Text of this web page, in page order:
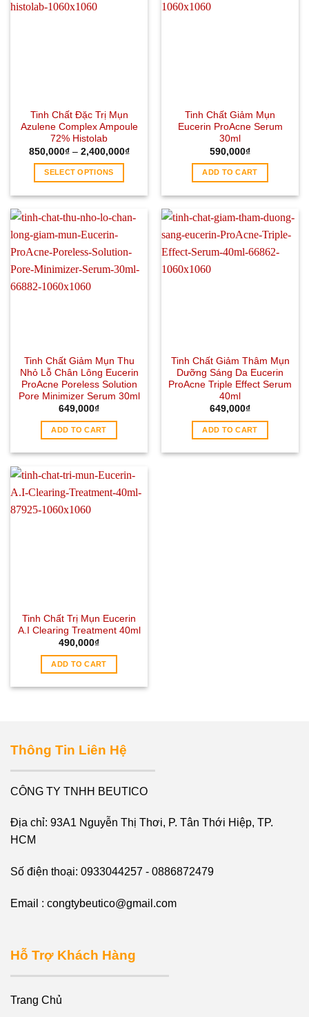
Tinh Chất Đặc Trị Mụn
Azulene Complex Ampoule
72% Histolab
850,000₫– 2,400,000₫
SELECT OPTIONS
Tinh Chất Giảm Mụn
Eucerin ProAcne Serum
30ml
590,000₫
ADD TO CART
Tinh Chất Giảm Mụn Thu
Nhỏ Lỗ Chân Lông Eucerin
ProAcne Poreless Solution
Pore Minimizer Serum 30ml
649,000₫
ADD TO CART
Tinh Chất Giảm Thâm Mụn
Dưỡng Sáng Da Eucerin
ProAcne Triple Effect Serum
40ml
649,000₫
ADD TO CART
Tinh Chất Trị Mụn Eucerin
A.I Clearing Treatment 40ml
490,000₫
ADD TO CART
Thông Tin Liên Hệ
CÔNG TY TNHH BEUTICO
Địa chỉ: 93A1 Nguyễn Thị Thơi, P. Tân Thới Hiệp, TP.
HCM
Số điện thoại: 0933044257 - 0886872479
Email : congtybeutico@gmail.com
Hỗ Trợ Khách Hàng
Trang Chủ